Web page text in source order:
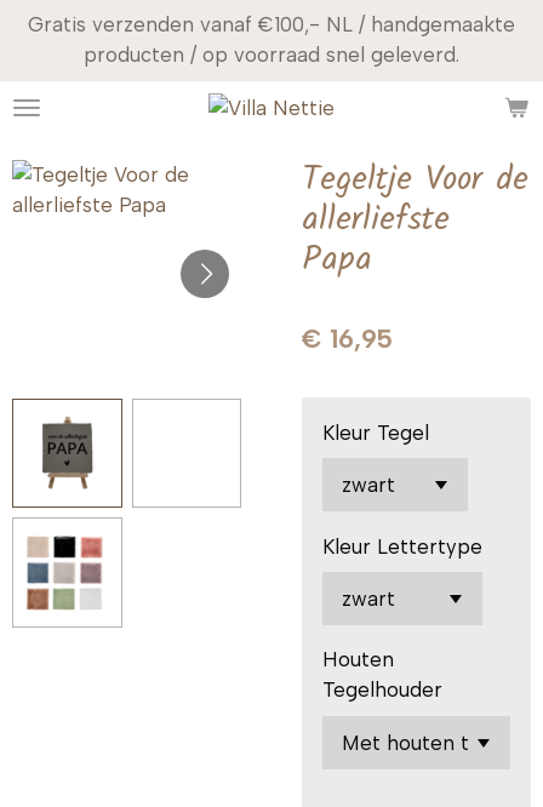
Ga
naar
de
Gratis verzenden vanaf €100,- NL / handgemaakte
producten / op voorraad snel geleverd.
Tegeltje Voor de
allerliefste
Papa
€ 16,95
Kleur Tegel
Kleur Lettertype
Houten
Tegelhouder